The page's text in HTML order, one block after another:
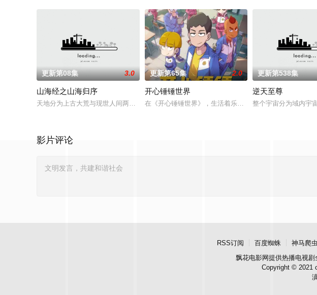
更新第08集 3.0
山海经之山海归序
天地分为上古大荒与现世人间两界，由太极壁垒相隔，域外虚无异境滋生侵蚀神魂、扰乱秩序
更新第65集 2.0
开心锤锤世界
在《开心锤锤世界》，生活着乐观善良的少年锤锤和他性
更新第538集
逆天至尊
整个宇宙分为域内宇
影片评论
RSS订阅 百度蜘蛛 神马爬虫
飘花电影网提供热播电视
Copyright © 2021